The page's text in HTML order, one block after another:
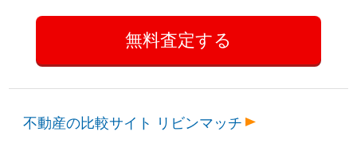
不動産の比較サイト リビンマッチ